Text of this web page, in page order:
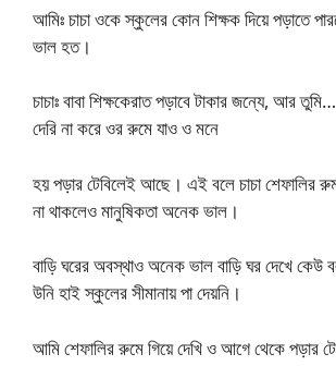
আমিঃ চাচা ওকে স্কুলের কোন শিক্ষক দিয়ে পড়াতে
ভাল হত।
চাচাঃ বাবা শিক্ষকেরাত পড়াবে টাকার জন্যে, আর
দেরি না করে ওর রুমে যাও ও মনে
হয় পড়ার টেবিলেই আছে। এই বলে চাচা শেফালির
না থাকলেও মানুষিকতা অনেক ভাল।
বাড়ি ঘরের অবস্থাও অনেক ভাল বাড়ি ঘর দেখে কেউ
উনি হাই স্কুলের সীমানায় পা দেয়নি।
আমি শেফালির রুমে গিয়ে দেখি ও আগে থেকে পড়ার